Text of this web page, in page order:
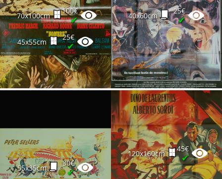
70x100cm
100€
✔
45x55cm
25€
✔
40x60cm
25€
✔
55x35cm
30€
✔
120x160cm
45€
✔